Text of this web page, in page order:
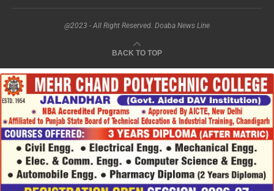
@2023 - All Right Reserved. Doaba News Line
BACK TO TOP